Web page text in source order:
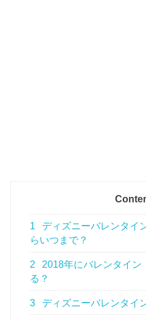
1
ディズニーバレンタイ
らいつまで？
2
2018年にバレンタイン
る？
3 ディズニーバレンタイ